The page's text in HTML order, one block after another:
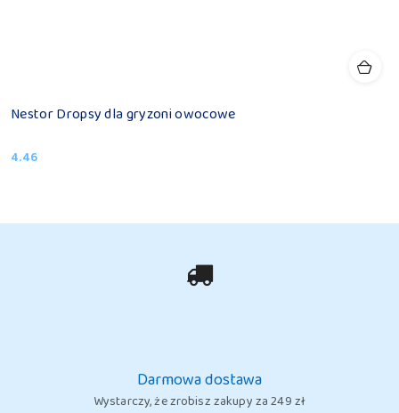
Nestor Dropsy dla gryzoni owocowe
Cena:
4.46
Darmowa dostawa
Wystarczy, że zrobisz zakupy za 249 zł